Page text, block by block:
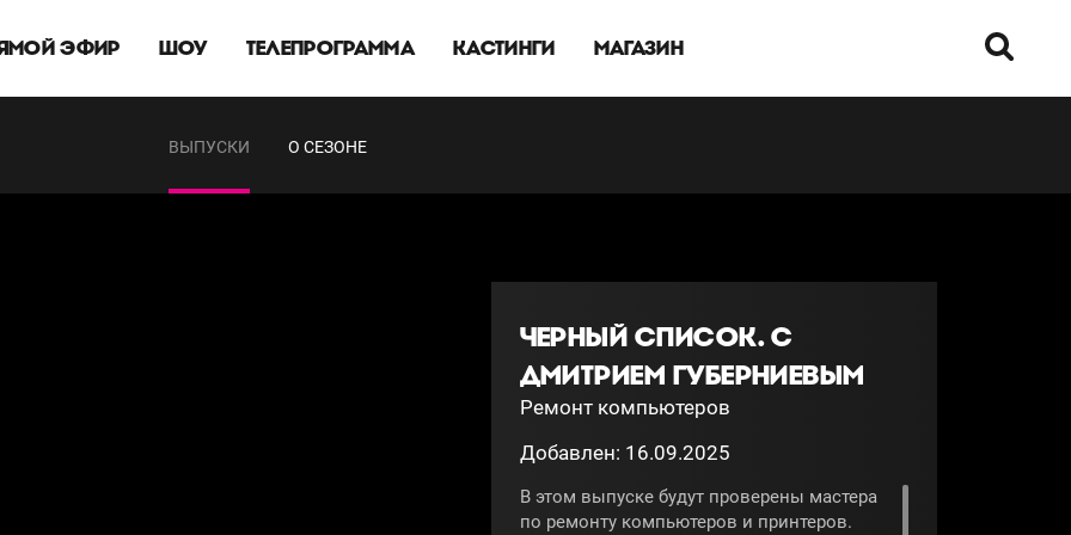
ЭФИР ШОУ ТЕЛЕПРОГРАММА КАСТИНГИ МАГАЗИН
ВЫПУСКИ О СЕЗОНЕ
ЧЕРНЫЙ СПИСОК. С
ДМИТРИЕМ ГУБЕРНИЕВЫМ
Ремонт компьютеров
Добавлен: 16.09.2025
В этом выпуске будут проверены мастера
по ремонту компьютеров и принтеров.